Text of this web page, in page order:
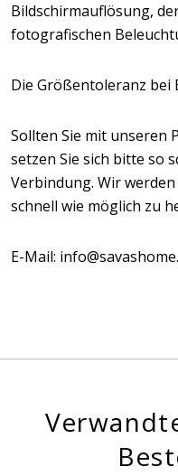
Bildschirmauflösung,
fotografischen
Die Größentoleranz bei
Sollten Sie mit unseren
setzen Sie sich bitte so
Verbindung. Wir
schnell wie möglich zu
E-Mail: